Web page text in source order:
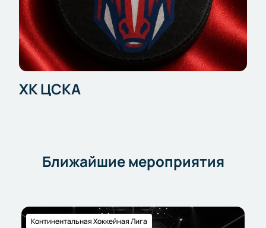
ХК ЦСКА
Ближайшие мероприятия
Континентальная Хоккейная Лига